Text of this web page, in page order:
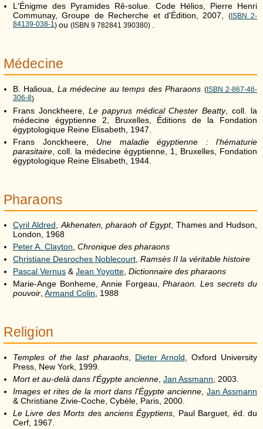
L'Énigme des Pyramides Rê-solue. Code Hélios, Pierre Henri
Communay, Groupe de Recherche et d'Édition, 2007, (ISBN 2-
84139-038-1) ou (ISBN 9 782841 390380)
Médecine
B. Halioua, La médecine au temps des Pharaons (ISBN 2-867-46-
306-8)
Frans Jonckheere, Le papyrus médical Chester Beatty, coll. la
médecine égyptienne 2, Bruxelles, Éditions de la Fondation
égyptologique Reine Elisabeth, 1947.
Frans Jonckheere, Une maladie égyptienne : l'hématurie
parasitaire , coll. la médecine égyptienne, 1, Bruxelles, Fondation
égyptologique Reine Elisabeth, 1944.
Pharaons
Cyril Aldred Akhenaten, pharaoh of Egypt, Thames and Hudson,
London, 1968
Peter A. Clayton Chronique des pharaons
Christiane Desroches Noblecourt Ramsès II la véritable histoire
Pascal Vernus & Jean Yoyotte Dictionnaire des pharaons
Marie-Ange Bonheme, Annie Forgeau,Pharaon. Les secrets du
pouvoir Armand Colin , 1988
Religion
Temples of the last pharaohs, Dieter Arnold , Oxford University
Press, New York, 1999.
Mort et au-delà dans l'Égypte ancienne Jan Assmann , 2003.
Images et rites de la mort dans l'Égypte ancienne Jan Assmann
& Christiane Zivie-Coche, Cybèle, Paris, 2000.
Le Livre des Morts des anciens Égyptiens , Paul Barguet, éd. du
Cerf, 1967.